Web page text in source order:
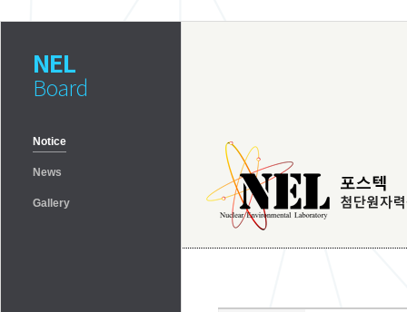
NEL
Board
Notice
News
Gallery